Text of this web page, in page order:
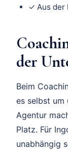
✓ Aus der
der
Beim
es selbst um
Agentur
Platz. Für
unabhängig